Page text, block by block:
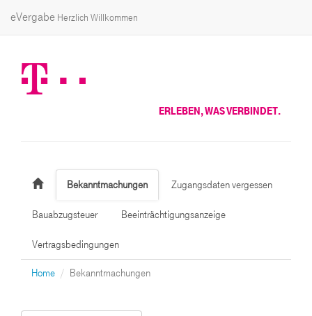
eVergabe Herzlich Willkommen
ERLEBEN, WAS VERBINDET.
Bekanntmachungen Zugangsdaten vergessen
Bauabzugsteuer Beeinträchtigungsanzeige
Vertragsbedingungen
Home Bekanntmachungen